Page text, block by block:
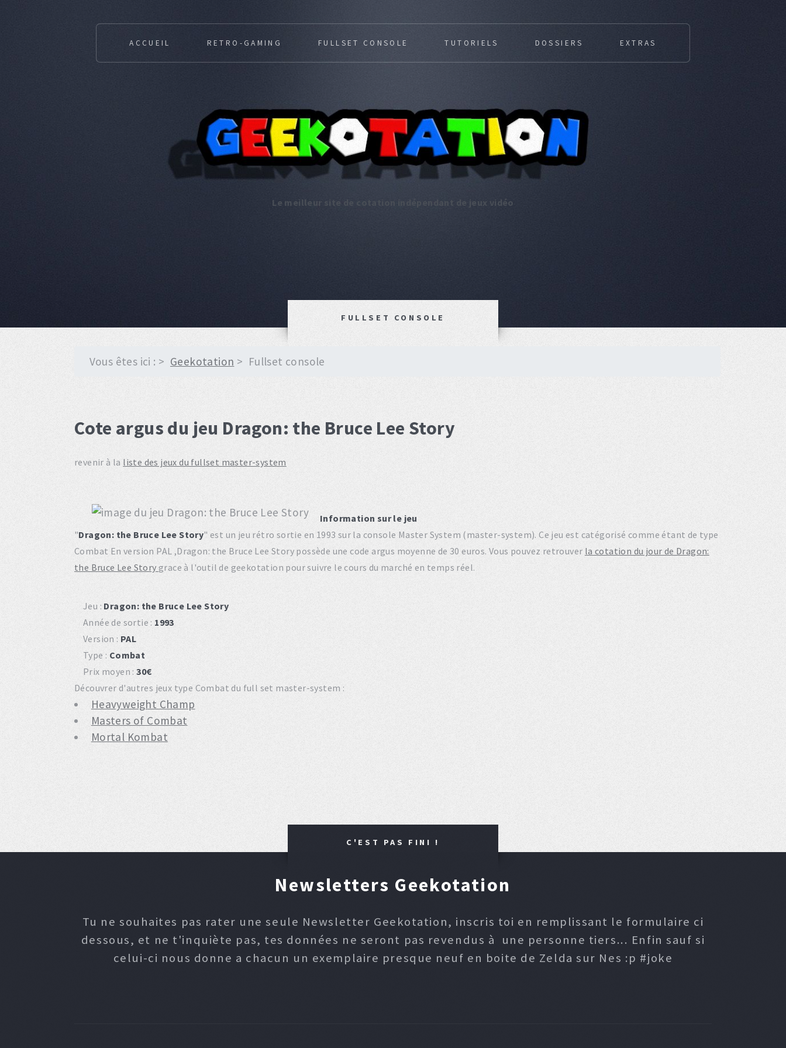
Le meilleur site de cotation indépendant de jeux vidéo
ACCUEIL RETRO-GAMING FULLSET CONSOLE TUTORIELS DOSSIERS EXTRAS
FULLSET CONSOLE
Vous êtes ici : Geekotation Fullset console
Cote argus du jeu Dragon: the Bruce Lee Story
revenir à la liste des jeux du fullset master-system
Information sur le jeu
"Dragon: the Bruce Lee Story" est un jeu rétro sortie en 1993 sur la console Master System (master-system). Ce jeu est catégorisé comme étant de type
Combat En version PAL ,Dragon: the Bruce Lee Story possède une code argus moyenne de 30 euros. Vous pouvez retrouver la cotation du jour de Dragon:
the Bruce Lee Story grace à l'outil de geekotation pour suivre le cours du marché en temps réel.
Jeu : Dragon: the Bruce Lee Story
Année de sortie : 1993
Version : PAL
Type : Combat
Prix moyen :30€
Découvrer d'autres jeux type Combat du full set master-system :
Heavyweight Champ
Masters of Combat
Mortal Kombat
C'EST PAS FINI !
Newsletters Geekotation
Tu ne souhaites pas rater une seule Newsletter Geekotation, inscris toi en remplissant le formulaire ci
dessous, et ne t'inquiète pas, tes données ne seront pas revendus à une personne tiers... Enfin sauf si
celui-ci nous donne a chacun un exemplaire presque neuf en boite de Zelda sur Nes :p #joke